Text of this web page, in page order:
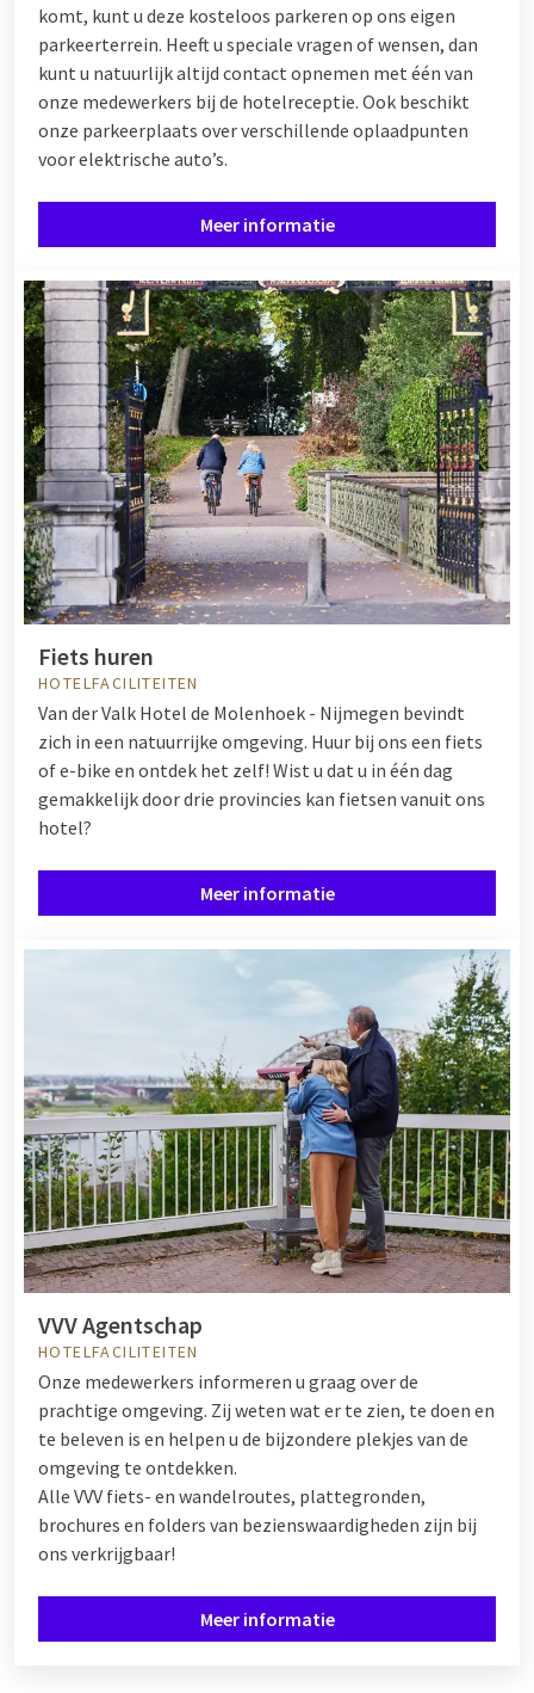
komt, kunt u deze kosteloos parkeren op ons eigen
parkeerterrein. Heeft u speciale vragen of wensen, dan
kunt u natuurlijk altijd contact opnemen met één van
onze medewerkers bij de hotelreceptie. Ook beschikt
onze parkeerplaats over verschillende oplaadpunten
voor elektrische auto’s.
Meer informatie
Fiets huren
HOTELFACILITEITEN
Van der Valk Hotel de Molenhoek - Nijmegen bevindt
zich in een natuurrijke omgeving. Huur bij ons een fiets
of e-bike en ontdek het zelf! Wist u dat u in één dag
gemakkelijk door drie provincies kan fietsen vanuit ons
hotel?
Meer informatie
VVV Agentschap
HOTELFACILITEITEN
Onze medewerkers informeren u graag over de
prachtige omgeving. Zij weten wat er te zien, te doen en
te beleven is en helpen u de bijzondere plekjes van de
omgeving te ontdekken.
Alle VVV fiets- en wandelroutes, plattegronden,
brochures en folders van bezienswaardigheden zijn bij
ons verkrijgbaar!
Meer informatie